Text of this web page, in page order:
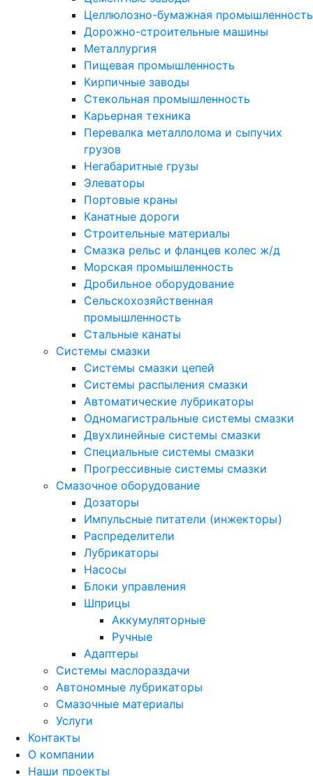
Целлюлозно-бумажная промышленность
Дорожно-строительные машины
Металлургия
Пищевая промышленность
Кирпичные заводы
Стекольная промышленность
Карьерная техника
Перевалка металлолома и сыпучих
грузов
Негабаритные грузы
Элеваторы
Портовые краны
Канатные дороги
Строительные материалы
Смазка рельс и фланцев колес ж/д
Морская промышленность
Дробильное оборудование
Сельскохозяйственная
промышленность
Стальные канаты
Системы смазки
Системы смазки цепей
Системы распыления смазки
Автоматические лубрикаторы
Одномагистральные системы смазки
Двухлинейные системы смазки
Специальные системы смазки
Прогрессивные системы смазки
Смазочное оборудование
Дозаторы
Импульсные питатели (инжекторы)
Распределители
Лубрикаторы
Насосы
Блоки управления
Шприцы
Аккумуляторные
Ручные
Адаптеры
Системы маслораздачи
Автономные лубрикаторы
Смазочные материалы
Услуги
Контакты
О компании
Наши проекты